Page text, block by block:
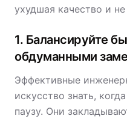
ухудшая качество и
1. Балансируйте
обдуманными
Эффективные
искусство знать,
паузу. Они